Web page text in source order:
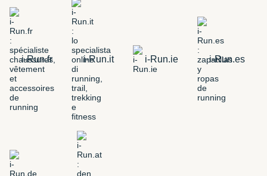
i-Run.fr i-Run.it i-Run.ie i-Run.es